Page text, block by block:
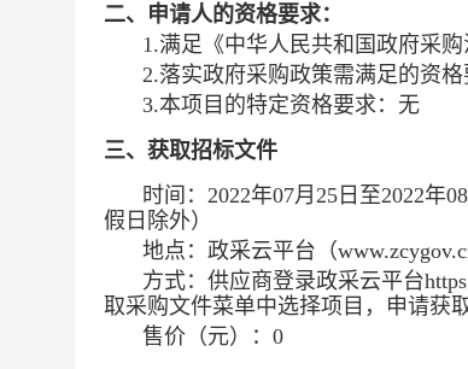
二、申请人的资格要求：
1.满足《中华人民共和国政府采购
2.落实政府采购政策需满足的资格
3.本项目的特定资格要求： 无
三、获取招标文件
时间： 2022年07月25日 至2022年
假日除外）
地点： 政采云平台（
方式： 供应商登录政采云平台
取采购文件菜单中选择项目，申请获
售价（元）： 0